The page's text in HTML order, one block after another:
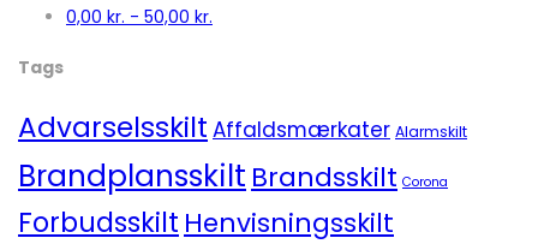
0,00 kr. - 50,00 kr.
Tags
Advarselsskilt Affaldsmærkater Alarmskilt
Brandplansskilt Brandsskilt Corona
Forbudsskilt Henvisningsskilt